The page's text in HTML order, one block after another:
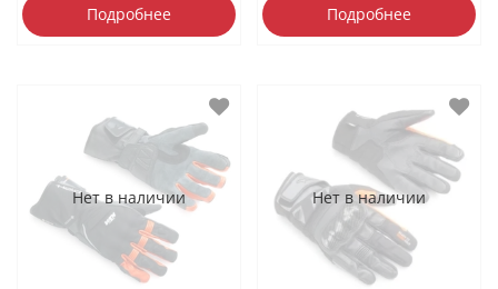
Подробнее Подробнее
Нет в наличии Нет в наличии